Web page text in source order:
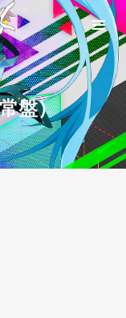
盤）